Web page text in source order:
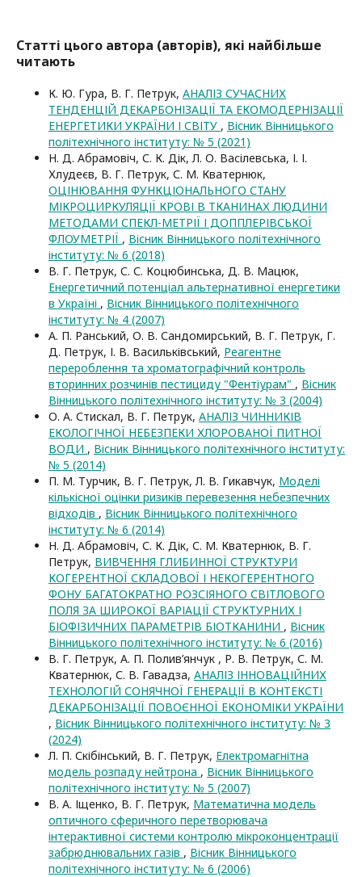
Статті цього автора (авторів), які найбільше
читають
К. Ю. Гура, В. Г. Петрук, АНАЛІЗ СУЧАСНИХ
ТЕНДЕНЦІЙ ДЕКАРБОНІЗАЦІЇ ТА ЕКОМОДЕРНІЗАЦІЇ
ЕНЕРГЕТИКИ УКРАЇНИ І СВІТУ , Вісник Вінницького
політехнічного інституту: № 5 (2021)
Н. Д. Абрамовіч, С. К. Дік, Л. О. Васілевська, І. І.
Хлудеєв, В. Г. Петрук, С. М. Кватернюк,
ОЦІНЮВАННЯ ФУНКЦІОНАЛЬНОГО СТАНУ
МІКРОЦИРКУЛЯЦІЇ КРОВІ В ТКАНИНАХ ЛЮДИНИ
МЕТОДАМИ СПЕКЛ-МЕТРІЇ І ДОППЛЕРІВСЬКОЇ
ФЛОУМЕТРІЇ , Вісник Вінницького політехнічного
інституту: № 6 (2018)
В. Г. Петрук, С. С. Коцюбинська, Д. В. Мацюк,
Енергетичний потенціал альтернативної енергетики
в Україні , Вісник Вінницького політехнічного
інституту: № 4 (2007)
А. П. Ранський, О. В. Сандомирський, В. Г. Петрук, Г.
Д. Петрук, І. В. Васильківський, Реагентне
перероблення та хроматографічний контроль
вторинних розчинів пестициду "Фентіурам" , Вісник
Вінницького політехнічного інституту: № 3 (2004)
О. А. Стискал, В. Г. Петрук, АНАЛІЗ ЧИННИКІВ
ЕКОЛОГІЧНОЇ НЕБЕЗПЕКИ ХЛОРОВАНОЇ ПИТНОЇ
ВОДИ , Вісник Вінницького політехнічного інституту:
№ 5 (2014)
П. М. Турчик, В. Г. Петрук, Л. В. Гикавчук, Моделі
кількісної оцінки ризиків перевезення небезпечних
відходів , Вісник Вінницького політехнічного
інституту: № 6 (2014)
Н. Д. Абрамовіч, С. К. Дік, С. М. Кватернюк, В. Г.
Петрук, ВИВЧЕННЯ ГЛИБИННОЇ СТРУКТУРИ
КОГЕРЕНТНОЇ СКЛАДОВОЇ І НЕКОГЕРЕНТНОГО
ФОНУ БАГАТОКРАТНО РОЗСІЯНОГО СВІТЛОВОГО
ПОЛЯ ЗА ШИРОКОЇ ВАРІАЦІЇ СТРУКТУРНИХ І
БІОФІЗИЧНИХ ПАРАМЕТРІВ БІОТКАНИНИ , Вісник
Вінницького політехнічного інституту: № 6 (2016)
В. Г. Петрук, А. П. Полив’янчук , Р. В. Петрук, С. М.
Кватернюк, С. В. Гавадза, АНАЛІЗ ІННОВАЦІЙНИХ
ТЕХНОЛОГІЙ СОНЯЧНОЇ ГЕНЕРАЦІЇ В КОНТЕКСТІ
ДЕКАРБОНІЗАЦІЇ ПОВОЄННОЇ ЕКОНОМІКИ УКРАЇНИ
, Вісник Вінницького політехнічного інституту: № 3
(2024)
Л. П. Скібінський, В. Г. Петрук, Електромагнітна
модель розпаду нейтрона , Вісник Вінницького
політехнічного інституту: № 5 (2007)
В. А. Іщенко, В. Г. Петрук, Математична модель
оптичного сферичного перетворювача
інтерактивної системи контролю мікроконцентрації
забрюднювальних газів , Вісник Вінницького
політехнічного інституту: № 6 (2006)